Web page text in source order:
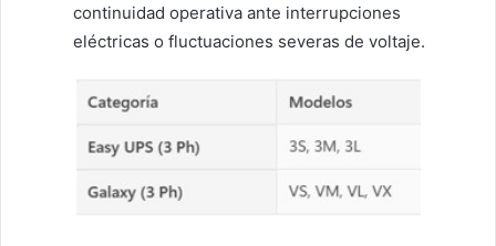
continuidad operativa ante interrupciones
eléctricas o fluctuaciones severas de voltaje.